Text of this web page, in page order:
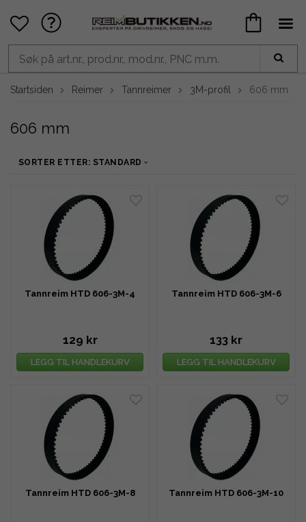
Startsiden Reimer Tannreimer 3M-profil 606 mm
606 mm
SORTER ETTER: STANDARD
Tannreim HTD 606-3M-4
129 kr
LEGG TIL HANDLEKURV
Tannreim HTD 606-3M-6
133 kr
LEGG TIL HANDLEKURV
Tannreim HTD 606-3M-8 Tannreim HTD 606-3M-10